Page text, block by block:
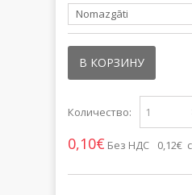
Nomazgāti
В КОРЗИНУ
Количество:
0,10€ Без НДС 0,12€